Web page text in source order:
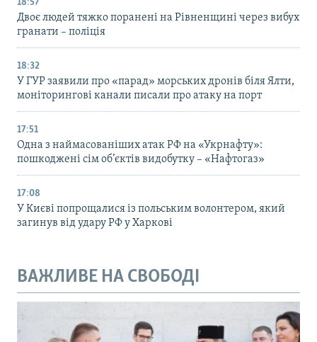
18:57
Двоє людей тяжко поранені на Рівненщині через вибух
гранати – поліція
18:32
У ГУР заявили про «парад» морських дронів біля Ялти,
моніторингові канали писали про атаку на порт
17:51
Одна з наймасованіших атак РФ на «Укрнафту»:
пошкоджені сім об’єктів видобутку – «Нафтогаз»
17:08
У Києві попрощалися із польським волонтером, який
загинув від удару РФ у Харкові
ВАЖЛИВЕ НА СВОБОДІ